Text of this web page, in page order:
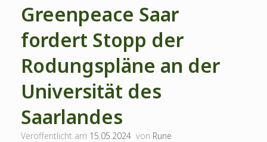
Greenpeace Saar
fordert Stopp der
Rodungspläne an der
Universität des
Saarlandes
Veröffentlicht am 15.05.2024 von Rune